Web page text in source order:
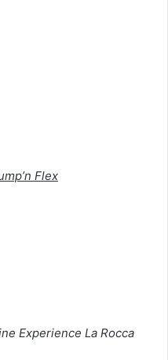
Flex
Experience La Rocca